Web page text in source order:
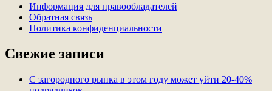
Информация для правообладателей
Обратная связь
Политика конфиденциальности
Свежие записи
С загородного рынка в этом году может уйти 20-40%